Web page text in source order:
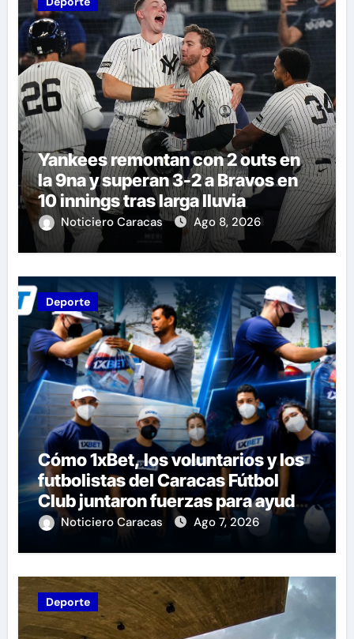
Yankees remontan con 2 outs en
la 9na y superan 3-2 a Bravos en
10 innings tras larga lluvia
Noticiero Caracas Ago 8, 2026
Deporte
Cómo 1xBet, los voluntarios y los
futbolistas del Caracas Fútbol
Club juntaron fuerzas para ayudar
a las familias de Venezuela
Noticiero Caracas Ago 7, 2026
Deporte